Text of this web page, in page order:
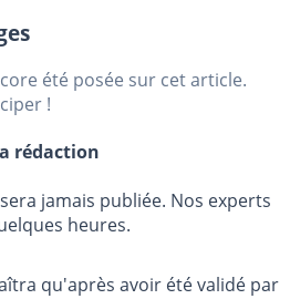
été posée sur cet article.
!
rédaction
jamais publiée. Nos experts
heures.
qu'après avoir été validé par